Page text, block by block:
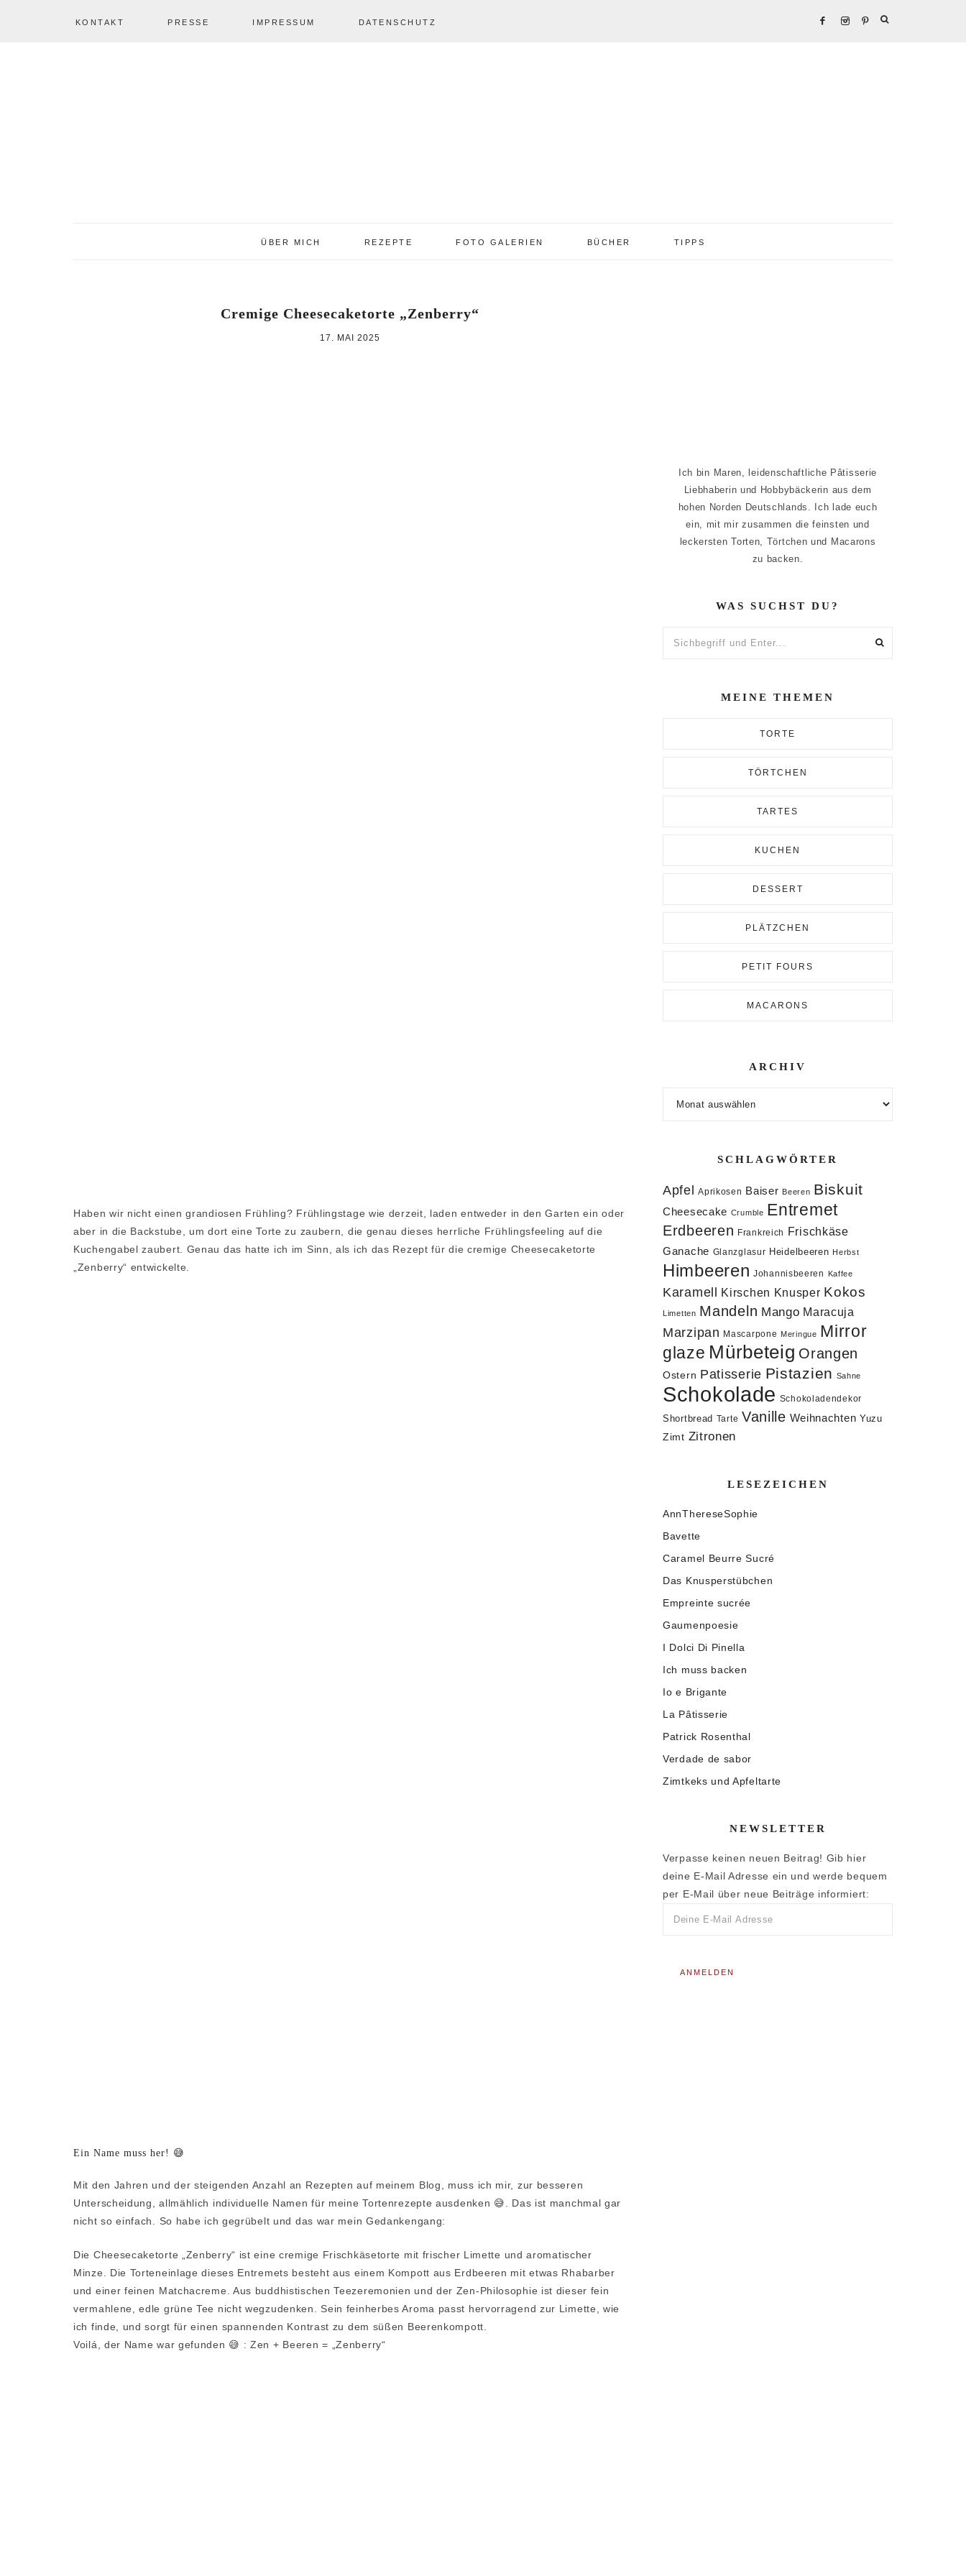
KONTAKT PRESSE IMPRESSUM DATENSCHUTZ
ÜBER MICH REZEPTE
TORTEN
TÖRTCHEN
FOTO GALERIEN BÜCHER TIPPS
Cremige Cheesecaketorte „Zenberry“
17. MAI 2025
Haben wir nicht einen grandiosen Frühling? Frühlingstage wie derzeit, laden entweder in den Garten ein oder
aber in die Backstube, um dort eine Torte zu zaubern, die genau dieses herrliche Frühlingsfeeling auf die
Kuchengabel zaubert. Genau das hatte ich im Sinn, als ich das Rezept für die cremige Cheesecaketorte
„Zenberry“ entwickelte.
Ein Name muss her! 😅
Mit den Jahren und der steigenden Anzahl an Rezepten auf meinem Blog, muss ich mir, zur besseren
Unterscheidung, allmählich individuelle Namen für meine Tortenrezepte ausdenken 😅. Das ist manchmal gar
nicht so einfach. So habe ich gegrübelt und das war mein Gedankengang:
Die Cheesecaketorte „Zenberry“ ist eine cremige Frischkäsetorte mit frischer Limette und aromatischer
Minze. Die Torteneinlage dieses Entremets besteht aus einem Kompott aus Erdbeeren mit etwas Rhabarber
und einer feinen Matchacreme. Aus buddhistischen Teezeremonien und der Zen-Philosophie ist dieser fein
vermahlene, edle grüne Tee nicht wegzudenken. Sein feinherbes Aroma passt hervorragend zur Limette, wie
ich finde, und sorgt für einen spannenden Kontrast zu dem süßen Beerenkompott.
Voilá, der Name war gefunden 😅 : Zen + Beeren = „Zenberry“
Ich bin Maren, leidenschaftliche Pâtisserie
Liebhaberin und Hobbybäckerin aus dem
hohen Norden Deutschlands. Ich lade euch
ein, mit mir zusammen die feinsten und
leckersten Torten, Törtchen und Macarons
zu backen.
WAS SUCHST DU?
MEINE THEMEN
TORTE
TÖRTCHEN
TARTES
KUCHEN
DESSERT
PLÄTZCHEN
PETIT FOURS
MACARONS
ARCHIV
SCHLAGWÖRTER
Apfel Aprikosen Baiser Beeren Biskuit
Cheesecake Crumble Entremet
Erdbeeren Frankreich Frischkäse
Ganache Glanzglasur Heidelbeeren Herbst
Himbeeren Johannisbeeren Kaffee
Karamell Kirschen Knusper Kokos
Limetten Mandeln Mango Maracuja
Marzipan Mascarpone Meringue Mirror
glaze Mürbeteig Orangen
Ostern Patisserie Pistazien Sahne
Schokolade Schokoladendekor
Shortbread Tarte Vanille Weihnachten Yuzu
Zimt Zitronen
LESEZEICHEN
AnnThereseSophie
Bavette
Caramel Beurre Sucré
Das Knusperstübchen
Empreinte sucrée
Gaumenpoesie
I Dolci Di Pinella
Ich muss backen
Io e Brigante
La Pâtisserie
Patrick Rosenthal
Verdade de sabor
Zimtkeks und Apfeltarte
NEWSLETTER
Verpasse keinen neuen Beitrag! Gib hier
deine E-Mail Adresse ein und werde bequem
per E-Mail über neue Beiträge informiert: